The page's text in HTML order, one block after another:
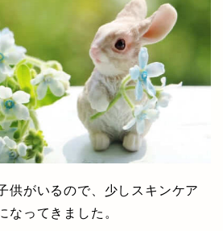
供がいるので、少しスキンケア
なってきました。